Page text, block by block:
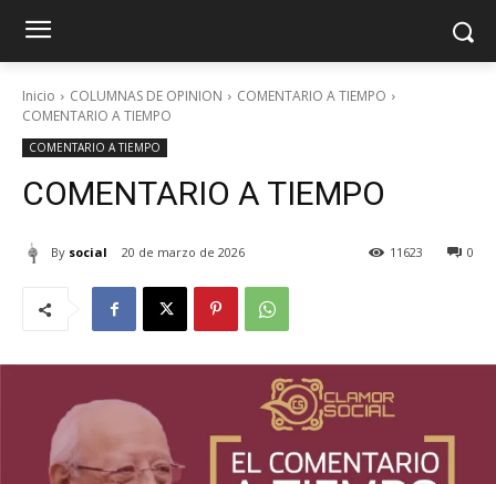
Inicio COLUMNAS DE OPINION
COMENTARIO A TIEMPO
COMENTARIO A TIEMPO
COMENTARIO A TIEMPO
COMENTARIO A TIEMPO
By social 20 de marzo de 2026 0
11623